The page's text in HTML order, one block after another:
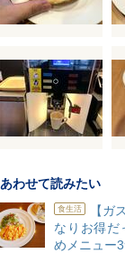
あわせて読みたい
食生活
【ガ
なりお得だ
めメニュー